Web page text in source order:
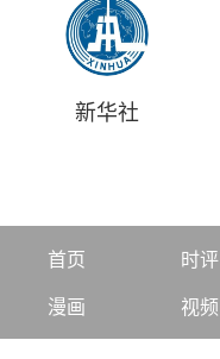
新华社
首页 时评
漫画 视频